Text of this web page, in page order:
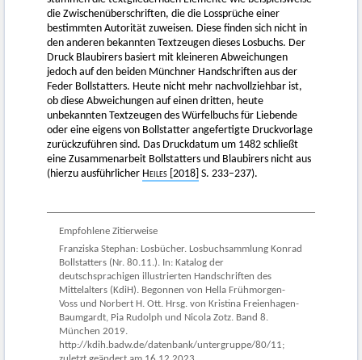
die Zwischenüberschriften, die die Lossprüche einer
bestimmten Autorität zuweisen. Diese finden sich nicht in
den anderen bekannten Textzeugen dieses Losbuchs. Der
Druck Blaubirers basiert mit kleineren Abweichungen
jedoch auf den beiden Münchner Handschriften aus der
Feder Bollstatters. Heute nicht mehr nachvollziehbar ist,
ob diese Abweichungen auf einen dritten, heute
unbekannten Textzeugen des Würfelbuchs für Liebende
oder eine eigens von Bollstatter angefertigte Druckvorlage
zurückzuführen sind. Das Druckdatum um 1482 schließt
eine Zusammenarbeit Bollstatters und Blaubirers nicht aus
(hierzu ausführlicher Heiles [2018] S. 233–237).
Empfohlene Zitierweise
Franziska Stephan: Losbücher. Losbuchsammlung Konrad
Bollstatters (Nr. 80.11.). In: Katalog der
deutschsprachigen illustrierten Handschriften des
Mittelalters (KdiH). Begonnen von Hella Frühmorgen-
Voss und Norbert H. Ott. Hrsg. von Kristina Freienhagen-
Baumgardt, Pia Rudolph und Nicola Zotz. Band 8.
München 2019.
http://kdih.badw.de/datenbank/untergruppe/80/11;